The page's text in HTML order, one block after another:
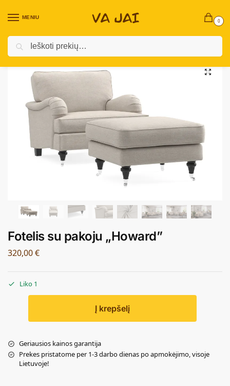
MENIU
0
Pradžia / Vidaus baldai /
Fotelis su pakoju „Howard”
320,00€
Liko 1
Į krepšelį
Geriausios kainos garantija
Prekes pristatome per 1-3 darbo dienas po apmokėjimo, visoje
Lietuvoje!